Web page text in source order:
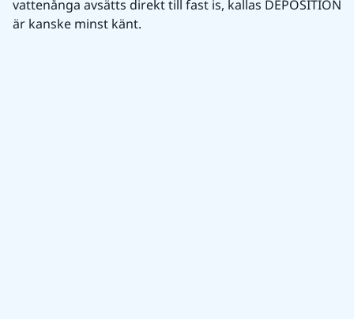
vattenånga avsätts direkt till fast is, kallas DEPOSITION
är kanske minst känt.